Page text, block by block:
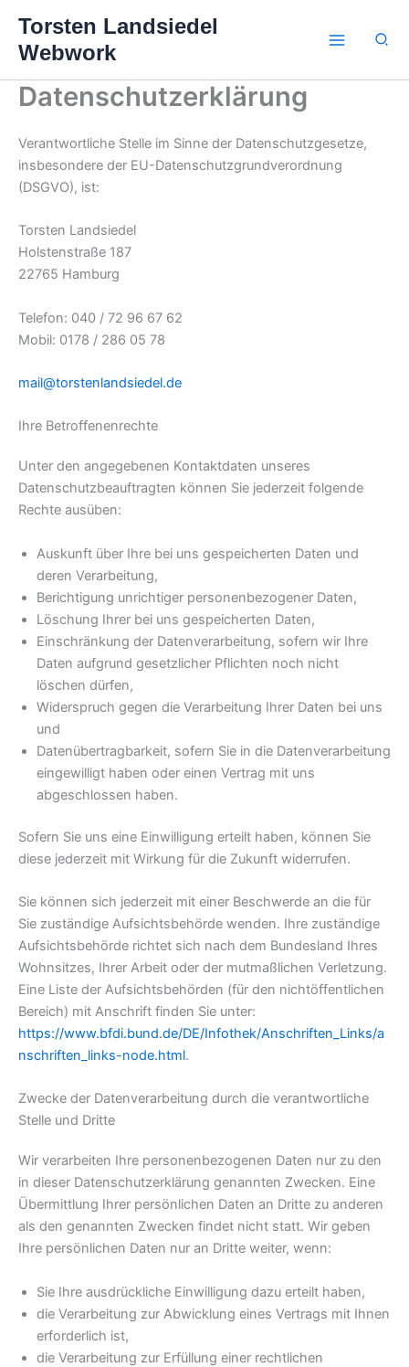
Inhalt
springen
Torsten Landsiedel
Webwork
Datenschutzerklärung
Verantwortliche Stelle im Sinne der Datenschutzgesetze,
insbesondere der EU-Datenschutzgrundverordnung
(DSGVO), ist:
Torsten Landsiedel
Holstenstraße 187
22765 Hamburg
Telefon: 040 / 72 96 67 62
Mobil: 0178 / 286 05 78
mail@torstenlandsiedel.de
Ihre Betroffenenrechte
Unter den angegebenen Kontaktdaten unseres
Datenschutzbeauftragten können Sie jederzeit folgende
Rechte ausüben:
Auskunft über Ihre bei uns gespeicherten Daten und
deren Verarbeitung,
Berichtigung unrichtiger personenbezogener Daten,
Löschung Ihrer bei uns gespeicherten Daten,
Einschränkung der Datenverarbeitung, sofern wir Ihre
Daten aufgrund gesetzlicher Pflichten noch nicht
löschen dürfen,
Widerspruch gegen die Verarbeitung Ihrer Daten bei uns
und
Datenübertragbarkeit, sofern Sie in die Datenverarbeitung
eingewilligt haben oder einen Vertrag mit uns
abgeschlossen haben.
Sofern Sie uns eine Einwilligung erteilt haben, können Sie
diese jederzeit mit Wirkung für die Zukunft widerrufen.
Sie können sich jederzeit mit einer Beschwerde an die für
Sie zuständige Aufsichtsbehörde wenden. Ihre zuständige
Aufsichtsbehörde richtet sich nach dem Bundesland Ihres
Wohnsitzes, Ihrer Arbeit oder der mutmaßlichen Verletzung.
Eine Liste der Aufsichtsbehörden (für den nichtöffentlichen
Bereich) mit Anschrift finden Sie unter:
https://www.bfdi.bund.de/DE/Infothek/Anschriften_Links/a
nschriften_links-node.html.
Zwecke der Datenverarbeitung durch die verantwortliche
Stelle und Dritte
Wir verarbeiten Ihre personenbezogenen Daten nur zu den
in dieser Datenschutzerklärung genannten Zwecken. Eine
Übermittlung Ihrer persönlichen Daten an Dritte zu anderen
als den genannten Zwecken findet nicht statt. Wir geben
Ihre persönlichen Daten nur an Dritte weiter, wenn:
Sie Ihre ausdrückliche Einwilligung dazu erteilt haben,
die Verarbeitung zur Abwicklung eines Vertrags mit Ihnen
erforderlich ist,
die Verarbeitung zur Erfüllung einer rechtlichen